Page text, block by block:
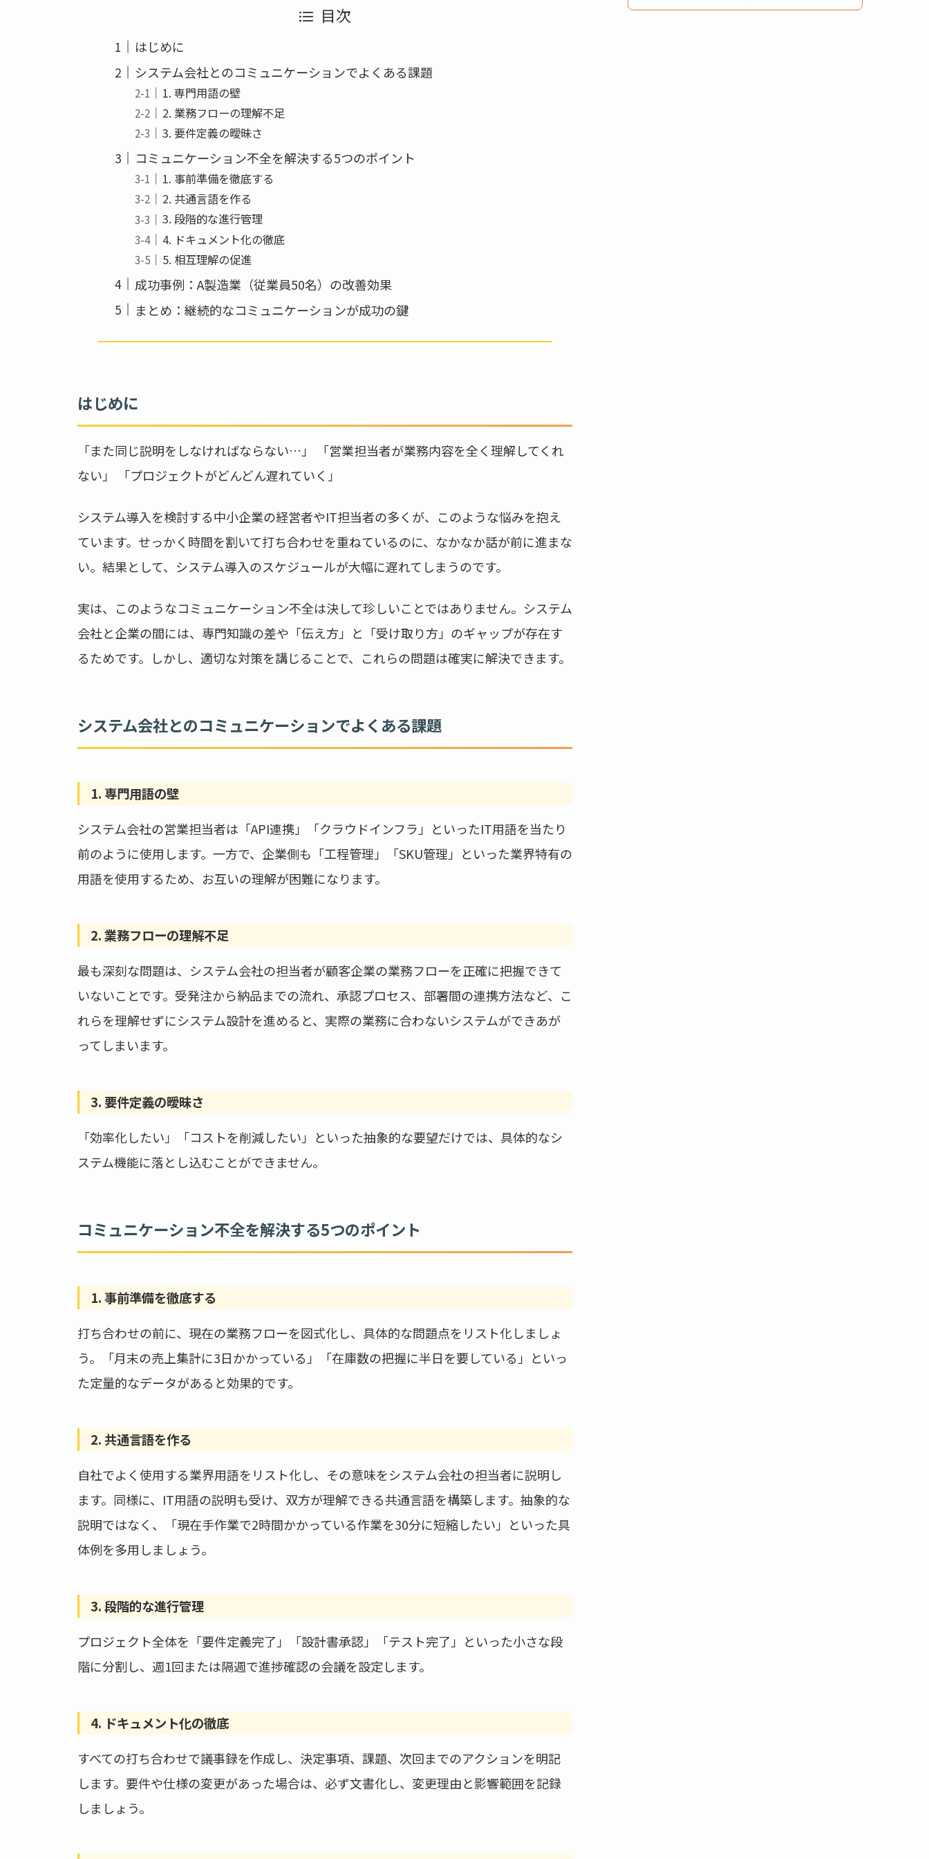
o
目次
はじめに
システム会社とのコミュニケーションでよくある課題
1. 専門用語の壁
2. 業務フローの理解不足
3. 要件定義の曖昧さ
コミュニケーション不全を解決する5つのポイント
1. 事前準備を徹底する
2. 共通言語を作る
3. 段階的な進行管理
4. ドキュメント化の徹底
5. 相互理解の促進
成功事例：A製造業（従業員50名）の改善効果
まとめ：継続的なコミュニケーションが成功の鍵
はじめに
「また同じ説明をしなければならない…」 「営業担当者が業務内容を全く理解してくれ
ない」 「プロジェクトがどんどん遅れていく」
システム導入を検討する中小企業の経営者やIT担当者の多くが、このような悩みを抱え
ています。せっかく時間を割いて打ち合わせを重ねているのに、なかなか話が前に進まな
い。結果として、システム導入のスケジュールが大幅に遅れてしまうのです。
実は、このようなコミュニケーション不全は決して珍しいことではありません。システム
会社と企業の間には、専門知識の差や「伝え方」と「受け取り方」のギャップが存在す
るためです。しかし、適切な対策を講じることで、これらの問題は確実に解決できます。
システム会社とのコミュニケーションでよくある課題
1. 専門用語の壁
システム会社の営業担当者は「API連携」「クラウドインフラ」といったIT用語を当たり
前のように使用します。一方で、企業側も「工程管理」「SKU管理」といった業界特有の
用語を使用するため、お互いの理解が困難になります。
2. 業務フローの理解不足
最も深刻な問題は、システム会社の担当者が顧客企業の業務フローを正確に把握できて
いないことです。受発注から納品までの流れ、承認プロセス、部署間の連携方法など、こ
れらを理解せずにシステム設計を進めると、実際の業務に合わないシステムができあが
ってしまいます。
3. 要件定義の曖昧さ
「効率化したい」「コストを削減したい」といった抽象的な要望だけでは、具体的なシ
ステム機能に落とし込むことができません。
コミュニケーション不全を解決する5つのポイント
1. 事前準備を徹底する
打ち合わせの前に、現在の業務フローを図式化し、具体的な問題点をリスト化しましょ
う。「月末の売上集計に3日かかっている」「在庫数の把握に半日を要している」といっ
た定量的なデータがあると効果的です。
2. 共通言語を作る
自社でよく使用する業界用語をリスト化し、その意味をシステム会社の担当者に説明し
ます。同様に、IT用語の説明も受け、双方が理解できる共通言語を構築します。抽象的な
説明ではなく、「現在手作業で2時間かかっている作業を30分に短縮したい」といった具
体例を多用しましょう。
3. 段階的な進行管理
プロジェクト全体を「要件定義完了」「設計書承認」「テスト完了」といった小さな段
階に分割し、週1回または隔週で進捗確認の会議を設定します。
4. ドキュメント化の徹底
すべての打ち合わせで議事録を作成し、決定事項、課題、次回までのアクションを明記
します。要件や仕様の変更があった場合は、必ず文書化し、変更理由と影響範囲を記録
しましょう。